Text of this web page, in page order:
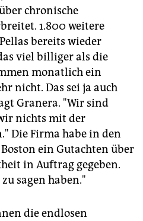
chronische
1.800 weitere
bereits wieder
viel billiger als die
monatlich ein
nicht. Das sei ja auch
Granera. "Wir sind
nichts mit der
Die Firma habe in den
ein Gutachten über
in Auftrag gegeben.
sagen haben."
die endlosen